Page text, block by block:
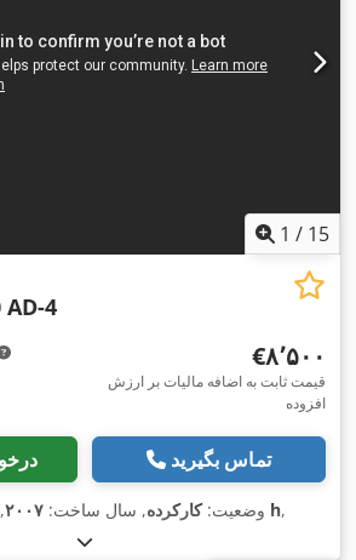
1 / 15
AD-4
‎€۸٬۵۰۰
قیمت ثابت به اضافه مالیات بر ارزش
افزوده
تماس بگیرید
وضعیت:کارکرده, سال ساخت: ۲۰۰۷ ۴٬۰۰۰ h,